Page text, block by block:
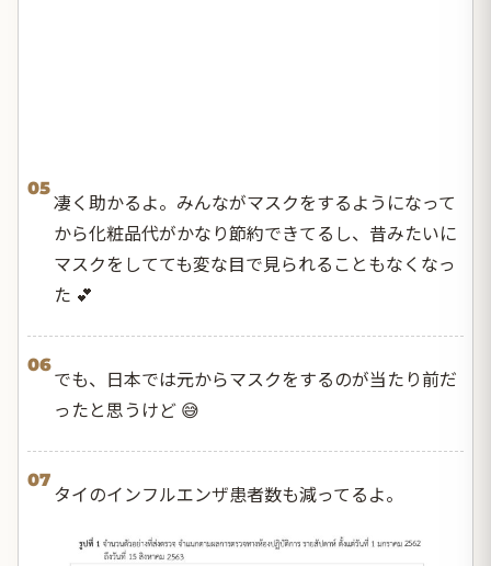
05
凄く助かるよ。みんながマスクをするようになって
から化粧品代がかなり節約できてるし、昔みたいに
マスクをしてても変な目で見られることもなくなっ
た 💕
06
でも、日本では元からマスクをするのが当たり前だ
ったと思うけど 😅
07
タイのインフルエンザ患者数も減ってるよ。